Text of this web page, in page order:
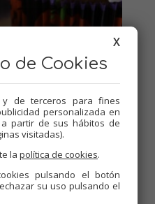
X
de Cookies
y de terceros para fines
personalizada en
partir de sus hábitos de
visitadas).
la política de cookies.
pulsando el botón
su uso pulsando el